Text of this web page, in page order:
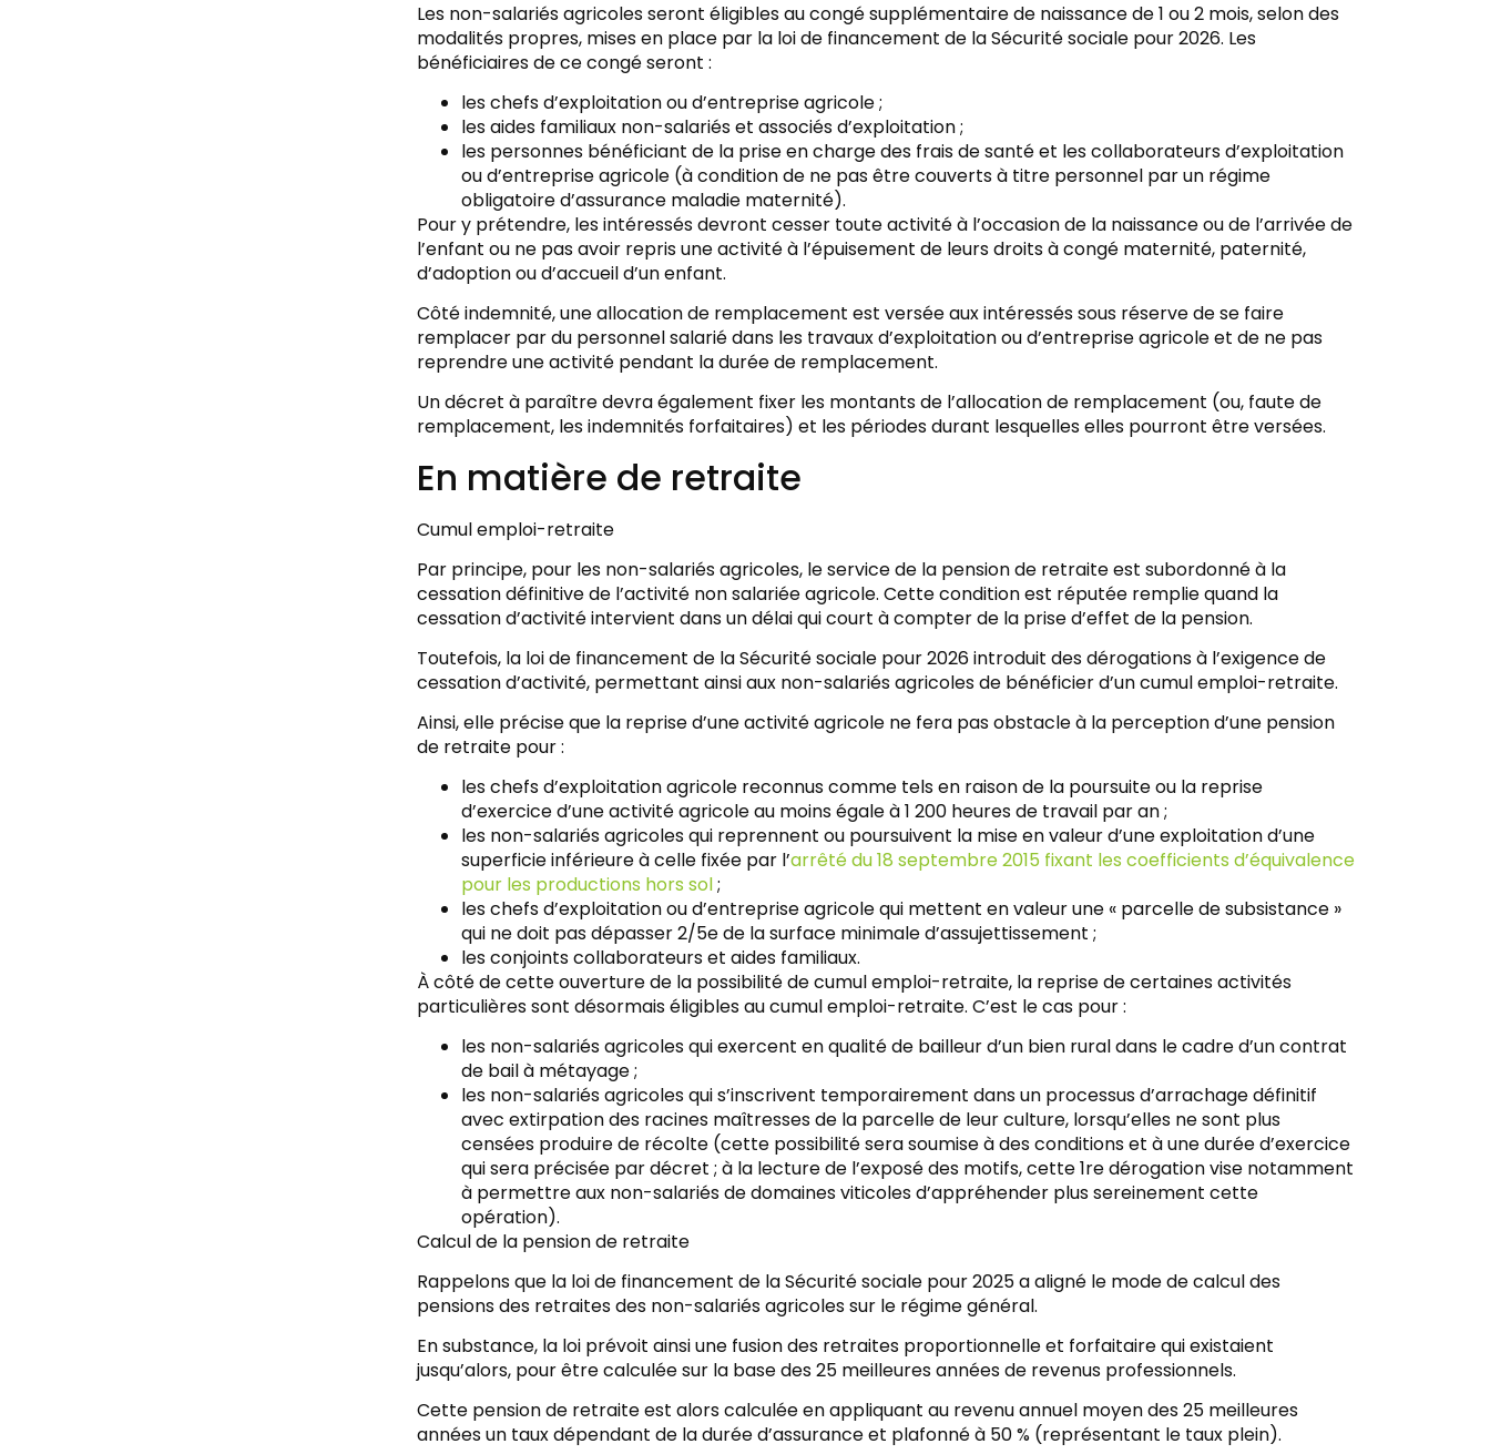
Les non-salariés agricoles seront éligibles au congé supplémentaire de naissance de 1 ou 2 mois, selon des
modalités propres, mises en place par la loi de financement de la Sécurité sociale pour 2026. Les
bénéficiaires de ce congé seront :
les chefs d’exploitation ou d’entreprise agricole ;
les aides familiaux non-salariés et associés d’exploitation ;
les personnes bénéficiant de la prise en charge des frais de santé et les collaborateurs d’exploitation
ou d’entreprise agricole (à condition de ne pas être couverts à titre personnel par un régime
obligatoire d’assurance maladie maternité).
Pour y prétendre, les intéressés devront cesser toute activité à l’occasion de la naissance ou de l’arrivée de
l’enfant ou ne pas avoir repris une activité à l’épuisement de leurs droits à congé maternité, paternité,
d’adoption ou d’accueil d’un enfant.
Côté indemnité, une allocation de remplacement est versée aux intéressés sous réserve de se faire
remplacer par du personnel salarié dans les travaux d’exploitation ou d’entreprise agricole et de ne pas
reprendre une activité pendant la durée de remplacement.
Un décret à paraître devra également fixer les montants de l’allocation de remplacement (ou, faute de
remplacement, les indemnités forfaitaires) et les périodes durant lesquelles elles pourront être versées.
En matière de retraite
Cumul emploi-retraite
Par principe, pour les non-salariés agricoles, le service de la pension de retraite est subordonné à la
cessation définitive de l’activité non salariée agricole. Cette condition est réputée remplie quand la
cessation d’activité intervient dans un délai qui court à compter de la prise d’effet de la pension.
Toutefois, la loi de financement de la Sécurité sociale pour 2026 introduit des dérogations à l’exigence de
cessation d’activité, permettant ainsi aux non-salariés agricoles de bénéficier d’un cumul emploi-retraite.
Ainsi, elle précise que la reprise d’une activité agricole ne fera pas obstacle à la perception d’une pension
de retraite pour :
les chefs d’exploitation agricole reconnus comme tels en raison de la poursuite ou la reprise
d’exercice d’une activité agricole au moins égale à 1 200 heures de travail par an ;
les non-salariés agricoles qui reprennent ou poursuivent la mise en valeur d’une exploitation d’une
superficie inférieure à celle fixée par l’arrêté du 18 septembre 2015 fixant les coefficients d’équivalence
pour les productions hors sol;
les chefs d’exploitation ou d’entreprise agricole qui mettent en valeur une « parcelle de subsistance »
qui ne doit pas dépasser 2/5e de la surface minimale d’assujettissement ;
les conjoints collaborateurs et aides familiaux.
À côté de cette ouverture de la possibilité de cumul emploi-retraite, la reprise de certaines activités
particulières sont désormais éligibles au cumul emploi-retraite. C’est le cas pour :
les non-salariés agricoles qui exercent en qualité de bailleur d’un bien rural dans le cadre d’un contrat
de bail à métayage ;
les non-salariés agricoles qui s’inscrivent temporairement dans un processus d’arrachage définitif
avec extirpation des racines maîtresses de la parcelle de leur culture, lorsqu’elles ne sont plus
censées produire de récolte (cette possibilité sera soumise à des conditions et à une durée d’exercice
qui sera précisée par décret ; à la lecture de l’exposé des motifs, cette 1re dérogation vise notamment
à permettre aux non-salariés de domaines viticoles d’appréhender plus sereinement cette
opération).
Calcul de la pension de retraite
Rappelons que la loi de financement de la Sécurité sociale pour 2025 a aligné le mode de calcul des
pensions des retraites des non-salariés agricoles sur le régime général.
En substance, la loi prévoit ainsi une fusion des retraites proportionnelle et forfaitaire qui existaient
jusqu’alors, pour être calculée sur la base des 25 meilleures années de revenus professionnels.
Cette pension de retraite est alors calculée en appliquant au revenu annuel moyen des 25 meilleures
années un taux dépendant de la durée d’assurance et plafonné à 50 % (représentant le taux plein).